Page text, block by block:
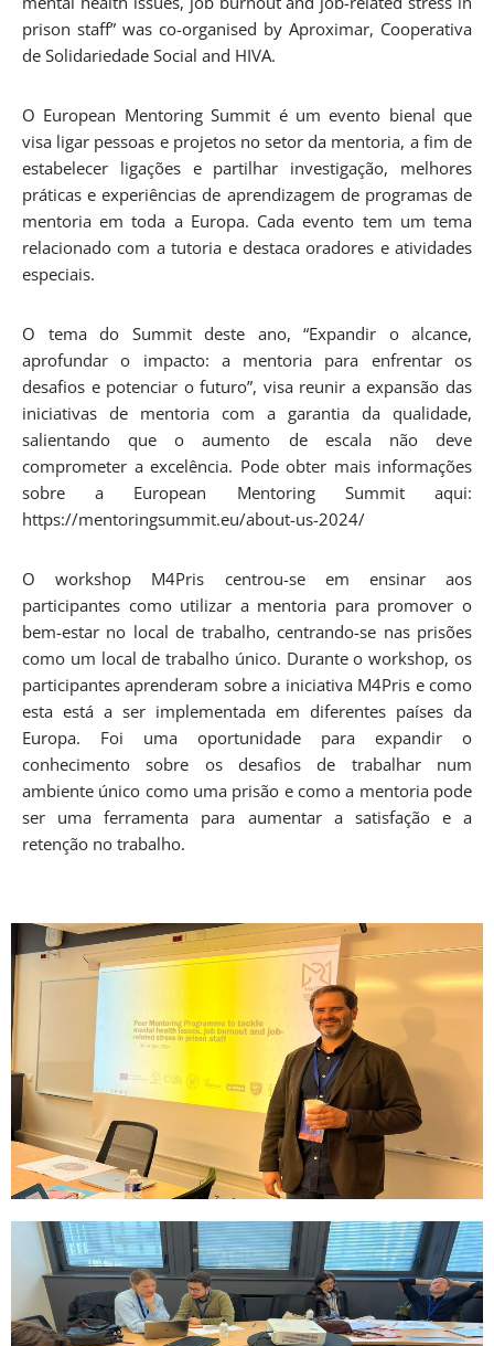
prison staff” was co-organised by Aproximar, Cooperativa
de Solidariedade Social and HIVA.
O European Mentoring Summit é um evento bienal que
visa ligar pessoas e projetos no setor da mentoria, a fim de
estabelecer ligações e partilhar investigação, melhores
práticas e experiências de aprendizagem de programas de
mentoria em toda a Europa. Cada evento tem um tema
relacionado com a tutoria e destaca oradores e atividades
especiais.
O tema do Summit deste ano, “Expandir o alcance,
aprofundar o impacto: a mentoria para enfrentar os
desafios e potenciar o futuro”, visa reunir a expansão das
iniciativas de mentoria com a garantia da qualidade,
salientando que o aumento de escala não deve
comprometer a excelência. Pode obter mais informações
sobre a European Mentoring Summit aqui:
https://mentoringsummit.eu/about-us-2024/
O workshop M4Pris centrou-se em ensinar aos
participantes como utilizar a mentoria para promover o
bem-estar no local de trabalho, centrando-se nas prisões
como um local de trabalho único. Durante o workshop, os
participantes aprenderam sobre a iniciativa M4Pris e como
esta está a ser implementada em diferentes países da
Europa. Foi uma oportunidade para expandir o
conhecimento sobre os desafios de trabalhar num
ambiente único como uma prisão e como a mentoria pode
ser uma ferramenta para aumentar a satisfação e a
retenção no trabalho.